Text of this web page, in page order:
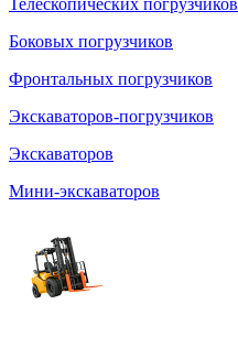
Телескопических погрузчиков
Боковых погрузчиков
Фронтальных погрузчиков
Экскаваторов-погрузчиков
Экскаваторов
Мини-экскаваторов